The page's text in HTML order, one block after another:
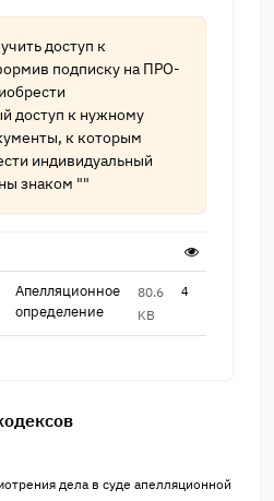
доступ к
подписку на ПРО-
доступ к нужному
к которым
индивидуальный
знаком ""
Апелляционное
опреде​ление
80.6
KB
4
дела в суде апелляционной